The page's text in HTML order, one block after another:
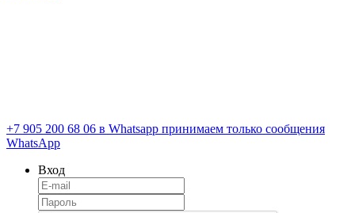
+7 905 200 68 06 в Whatsapp принимаем только сообщения
WhatsApp
Вход